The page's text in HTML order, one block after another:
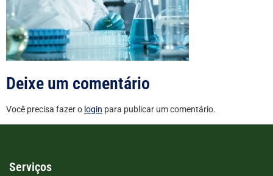
Deixe um comentário
Você precisa fazer o login para publicar um comentário.
Serviços